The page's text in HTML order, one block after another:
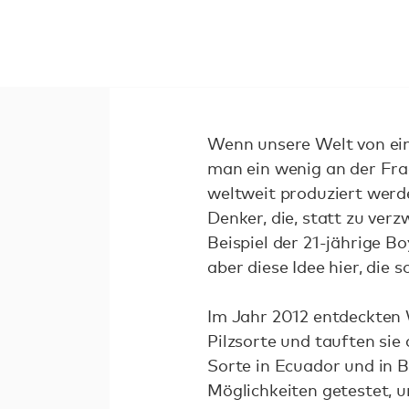
Wenn unsere Welt von
man ein wenig an der
weltweit produziert
Denker, die, statt zu
Beispiel der 21-jährige
aber diese Idee hier, die
Im Jahr 2012
Pilzsorte und tauften sie
Sorte in Ecuador und in
Möglichkeiten getestet,